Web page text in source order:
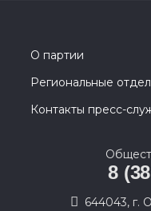
О партии
Региональные
Контакты пресс-
8
644043, г.